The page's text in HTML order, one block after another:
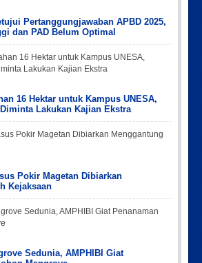
Pertanggungjawaban APBD 2025,
dan PAD Belum Optimal
16 Hektar untuk Kampus UNESA,
Lakukan Kajian Ekstra
Pokir Magetan Dibiarkan
Kejaksaan
Sedunia, AMPHIBI Giat